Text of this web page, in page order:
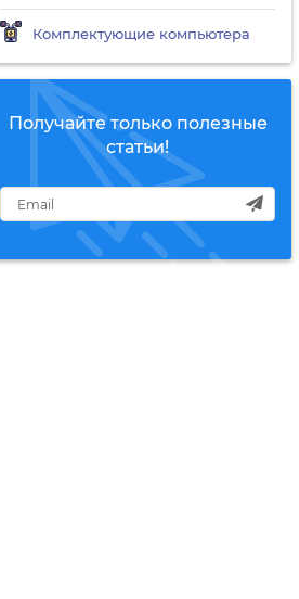
Комплектующие компьютера
Получайте только полезные
статьи!